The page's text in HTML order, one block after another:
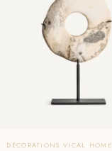
DÉCORATIONS VICAL HOME